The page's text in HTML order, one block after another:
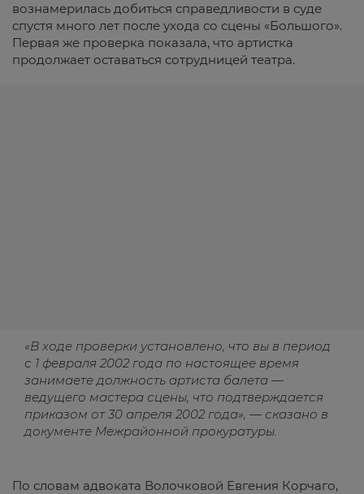
вознамерилась добиться справедливости в суде
спустя много лет после ухода со сцены «Большого».
Первая же проверка показала, что артистка
продолжает оставаться сотрудницей театра.
«В ходе проверки установлено, что вы в период
с 1 февраля 2002 года по настоящее время
занимаете должность артиста балета —
ведущего мастера сцены, что подтверждается
приказом от 30 апреля 2002 года», — сказано в
документе Межрайонной прокуратуры.
По словам адвоката Волочковой Евгения Корчаго,